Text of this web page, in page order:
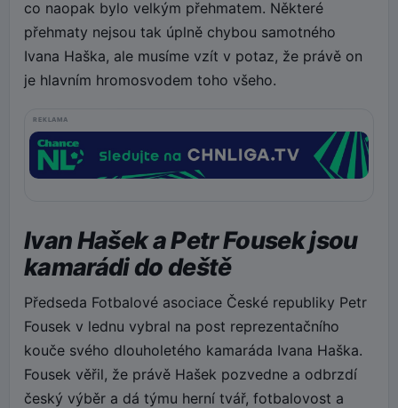
co naopak bylo velkým přehmatem. Některé
přehmaty nejsou tak úplně chybou samotného
Ivana Haška, ale musíme vzít v potaz, že právě on
je hlavním hromosvodem toho všeho.
REKLAMA
Ivan Hašek a Petr Fousek jsou
kamarádi do deště
Předseda Fotbalové asociace České republiky Petr
Fousek v lednu vybral na post reprezentačního
kouče svého dlouholetého kamaráda Ivana Haška.
Fousek věřil, že právě Hašek pozvedne a odbrzdí
český výběr a dá týmu herní tvář, fotbalovost a